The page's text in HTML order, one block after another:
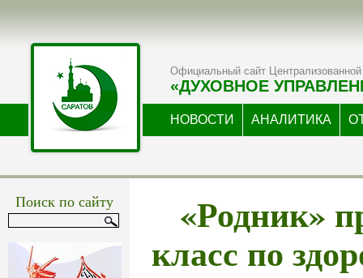
Официальный сайт Централизованной
«ДУХОВНОЕ
НОВОСТИ АНАЛИТИКА
Поиск по сайту «Родник»
класс по